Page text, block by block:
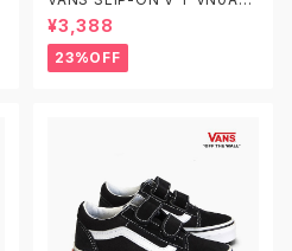
4885GX CHECKERBOARD
BLACK/WHITE 12.0-15.0 ヴ
ァンズ クラシック スリッポン ベ
ルクロ ベビーシューズ
¥3,388
23%OFF